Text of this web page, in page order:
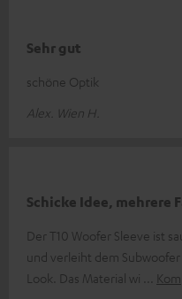
Sehr gut
schöne Optik
Alex. Wien H.
Schicke Idee, mehrere
Der T10 Woofer Sleeve ist
und verleiht dem
Look. Das Material wi